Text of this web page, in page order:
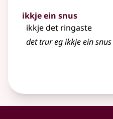
ikkje ein snus
ikkje det ringaste
det trur eg ikkje ein